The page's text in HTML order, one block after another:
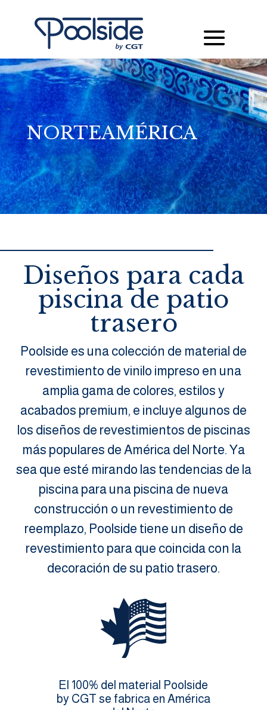
NORTEAMÉRICA
Diseños para cada
piscina de patio
trasero
Poolside es una colección de material de
revestimiento de vinilo impreso en una
amplia gama de colores, estilos y
acabados premium, e incluye algunos de
los diseños de revestimientos de piscinas
más populares de América del Norte. Ya
sea que esté mirando las tendencias de la
piscina para una piscina de nueva
construcción o un revestimiento de
reemplazo, Poolside tiene un diseño de
revestimiento para que coincida con la
decoración de su patio trasero.
El 100% del material Poolside
by CGT se fabrica en América